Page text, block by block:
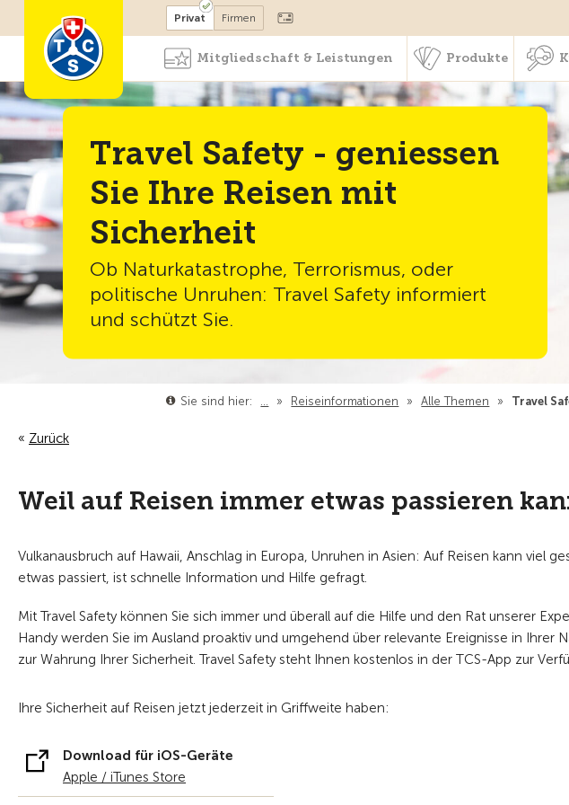
Mitglied werden
Privat Firmen
Mitgliedschaft & Leistungen Produkte
Travel Safety - geniessen
Sie Ihre Reisen mit
Sicherheit
Ob Naturkatastrophe, Terrorismus, oder
politische Unruhen: Travel Safety informiert
und schützt Sie.
Sie sind hier: … » Reiseinformationen » Alle Themen » Travel
Zurück
Weil auf Reisen immer etwas passieren
Vulkanausbruch auf Hawaii, Anschlag in Europa, Unruhen in Asien: Auf Reisen kann viel
etwas passiert, ist schnelle Information und Hilfe gefragt.
Mit Travel Safety können Sie sich immer und überall auf die Hilfe und den Rat unserer
Handy werden Sie im Ausland proaktiv und umgehend über relevante Ereignisse in Ihrer
zur Wahrung Ihrer Sicherheit. Travel Safety steht Ihnen kostenlos in der TCS-App zur
Ihre Sicherheit auf Reisen jetzt jederzeit in Griffweite haben:
Download für iOS-Geräte
Apple / iTunes Store